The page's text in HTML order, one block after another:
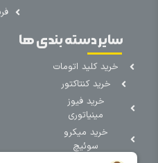
سایر دسته بندی ها
خرید کلید اتومات
خرید کنتاکتور
خرید فیوز
مینیاتوری
خرید میکرو
سوئیچ